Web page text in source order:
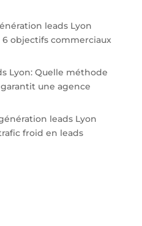
leads Lyon
objectifs commerciaux
Lyon: Quelle méthode
une agence
leads Lyon
froid en leads